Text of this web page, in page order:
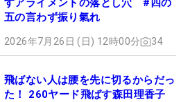
すアライメントの落とし穴 #四の
五の言わず振り氣れ
2026年7月26日 (日) 12時00分 34
飛ばない人は腰を先に切るからだっ
た！ 260ヤード飛ばす森田理香子